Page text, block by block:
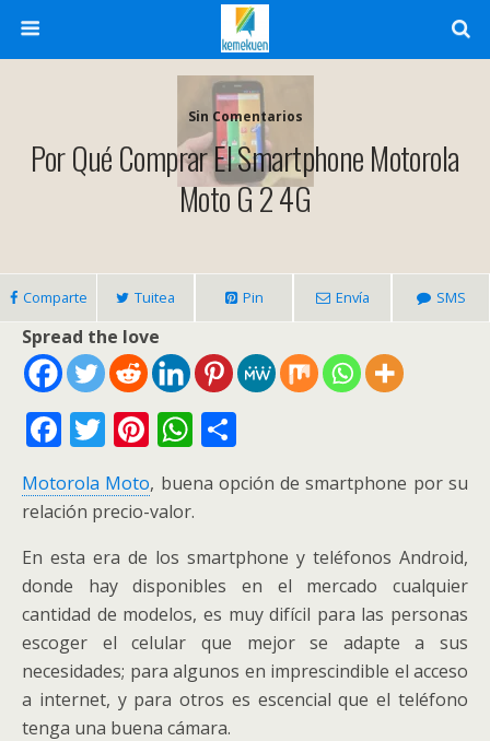
Sin Comentarios
Por Qué Comprar El Smartphone Motorola
Moto G 2 4G
Comparte Tuitea Pin Envía SMS
Spread the love
F
ac
e
b
o
o
k
T
w
itt
er
Pi
nt
er
e
st
W
at
s
A
p
p
o
m
ar
ti
r
Motorola Moto, buena opción de smartphone por su
relación precio-valor.
En esta era de los smartphone y teléfonos Android,
donde hay disponibles en el mercado cualquier
cantidad de modelos, es muy difícil para las personas
escoger el celular que mejor se adapte a sus
necesidades; para algunos en imprescindible el acceso
a internet, y para otros es escencial que el teléfono
tenga una buena cámara.